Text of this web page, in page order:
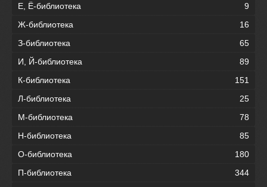
Е, Ё-библиотека
9
Ж-библиотека
16
З-библиотека
65
И, Й-библиотека
89
К-библиотека
151
Л-библиотека
25
М-библиотека
78
Н-библиотека
85
О-библиотека
180
П-библиотека
344